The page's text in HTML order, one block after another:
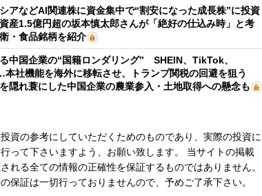
アなどAI関連株に資金集中で“割安になった成長株”に投資
産1.5億円超の坂本慎太郎さんが「絶好の仕込み時」と考
・食品銘柄を紹介
中国企業の“国籍ロンダリング” SHEIN、TikTok、
社機能を海外に移転させ、トランプ関税の回避を狙う
隠れ蓑にした中国企業の農業参入・土地取得への懸念も
資の参考にしていただくためのものであり、実際の投資に
って下さいますよう、お願い致します。 当サイトの掲載
れる全ての情報の正確性を保証するものではありません。
保証は一切行っておりませんので、予めご了承下さい。